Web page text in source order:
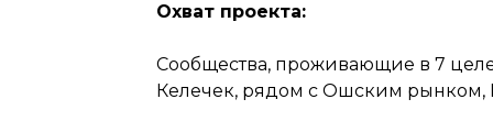
Охват проекта:
Сообщества, проживающие в 7
Келечек, рядом с Ошским рынком,